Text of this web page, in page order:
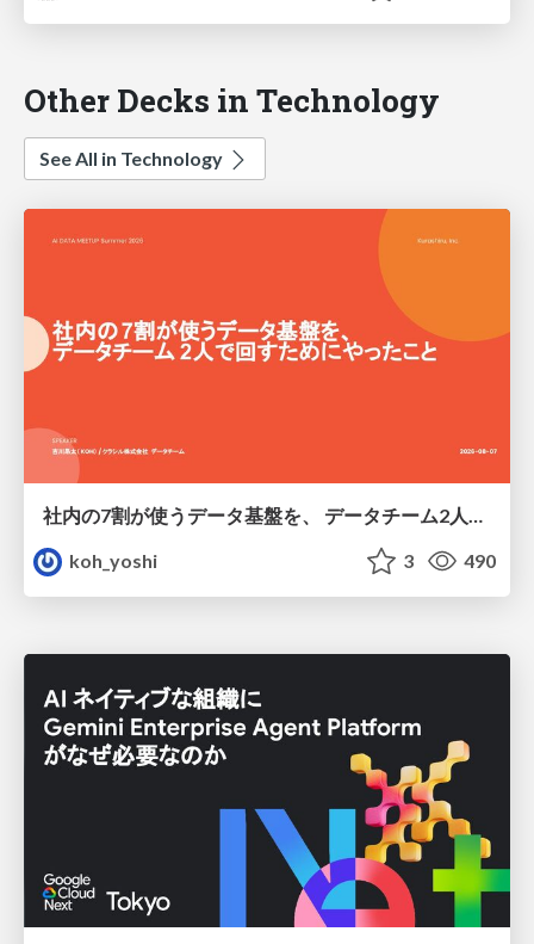
Other Decks in Technology
See All in Technology
koh_yoshi
3 490